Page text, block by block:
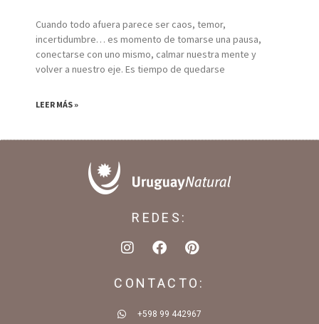
Cuando todo afuera parece ser caos, temor,
incertidumbre… es momento de tomarse una pausa,
conectarse con uno mismo, calmar nuestra mente y
volver a nuestro eje. Es tiempo de quedarse
LEER MÁS »
REDES:
CONTACTO:
+598 99 442967